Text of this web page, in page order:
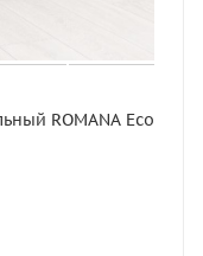
Eco